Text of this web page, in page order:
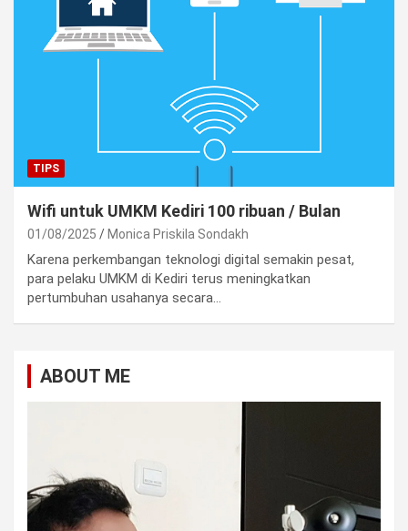
TIPS
Wifi untuk UMKM Kediri 100 ribuan / Bulan
01/08/2025 Monica Priskila Sondakh
Karena perkembangan teknologi digital semakin pesat,
para pelaku UMKM di Kediri terus meningkatkan
pertumbuhan usahanya secara…
ABOUT ME